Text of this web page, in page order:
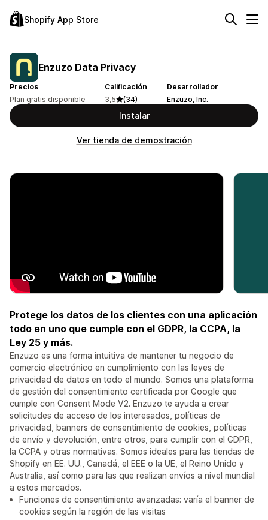
Shopify App Store
Enzuzo Data Privacy
Precios
Plan gratis disponible
Calificación
3,5
(34)
Desarrollador
Enzuzo, Inc.
Instalar
Ver tienda de demostración
Protege los datos de los clientes con una aplicación
todo en uno que cumple con el GDPR, la CCPA, la
Ley 25 y más.
Enzuzo es una forma intuitiva de mantener tu negocio de
comercio electrónico en cumplimiento con las leyes de
privacidad de datos en todo el mundo. Somos una plataforma
de gestión del consentimiento certificada por Google que
cumple con Consent Mode V2. Enzuzo te ayuda a crear
solicitudes de acceso de los interesados, políticas de
privacidad, banners de consentimiento de cookies, políticas
de envío y devolución, entre otros, para cumplir con el GDPR,
la CCPA y otras normativas. Somos ideales para las tiendas de
Shopify en EE. UU., Canadá, el EEE o la UE, el Reino Unido y
Australia, así como para las que realizan envíos a nivel mundial
a estos mercados.
Funciones de consentimiento avanzadas: varía el banner de
cookies según la región de las visitas